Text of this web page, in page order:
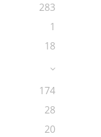
283
1
18
174
28
20